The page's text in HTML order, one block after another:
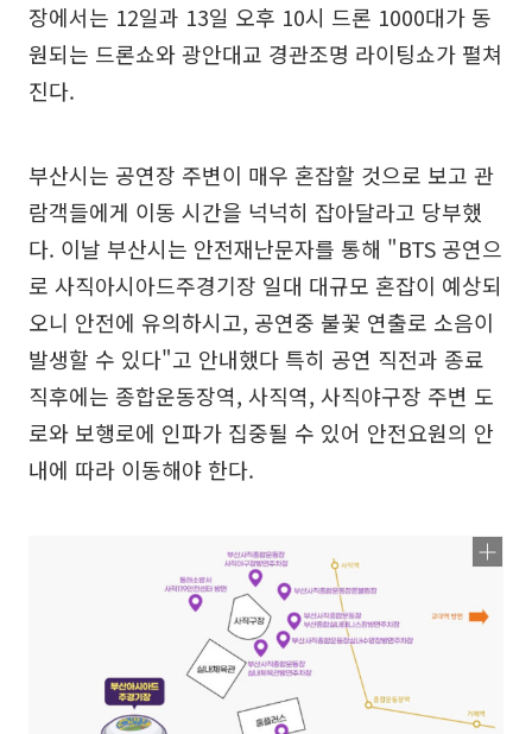
장에서는 12일과 13일 오후 10시 드론 1000대가 동
원되는 드론쇼와 광안대교 경관조명 라이팅쇼가 펼쳐
진다.
부산시는 공연장 주변이 매우 혼잡할 것으로 보고 관
람객들에게 이동 시간을 넉넉히 잡아달라고 당부했
다. 이날 부산시는 안전재난문자를 통해 "BTS 공연으
로 사직아시아드주경기장 일대 대규모 혼잡이 예상되
오니 안전에 유의하시고, 공연중 불꽃 연출로 소음이
발생할 수 있다"고 안내했다 특히 공연 직전과 종료
직후에는 종합운동장역, 사직역, 사직야구장 주변 도
로와 보행로에 인파가 집중될 수 있어 안전요원의 안
내에 따라 이동해야 한다.